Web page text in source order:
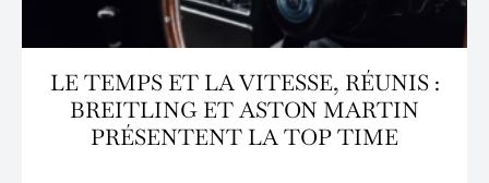
LE TEMPS ET LA VITESSE, RÉUNIS :
BREITLING ET ASTON MARTIN
PRÉSENTENT LA TOP TIME